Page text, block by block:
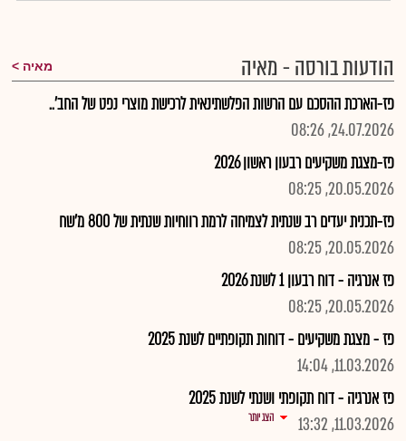
הודעות בורסה - מאיה מאיה
פז-הארכת ההסכם עם הרשות הפלשתינאית לרכישת מוצרי נפט של החב'..
24.07.2026, 08:26
פז-מצגת משקיעים רבעון ראשון 2026
20.05.2026, 08:25
פז-תכנית יעדים רב שנתית לצמיחה לרמת רווחיות שנתית של 800 מ'שח
20.05.2026, 08:25
פז אנרגיה - דוח רבעון 1 לשנת 2026
20.05.2026, 08:25
פז - מצגת משקיעים - דוחות תקופתיים לשנת 2025
11.03.2026, 14:04
פז אנרגיה - דוח תקופתי ושנתי לשנת 2025
11.03.2026, 13:32
הצג יותר